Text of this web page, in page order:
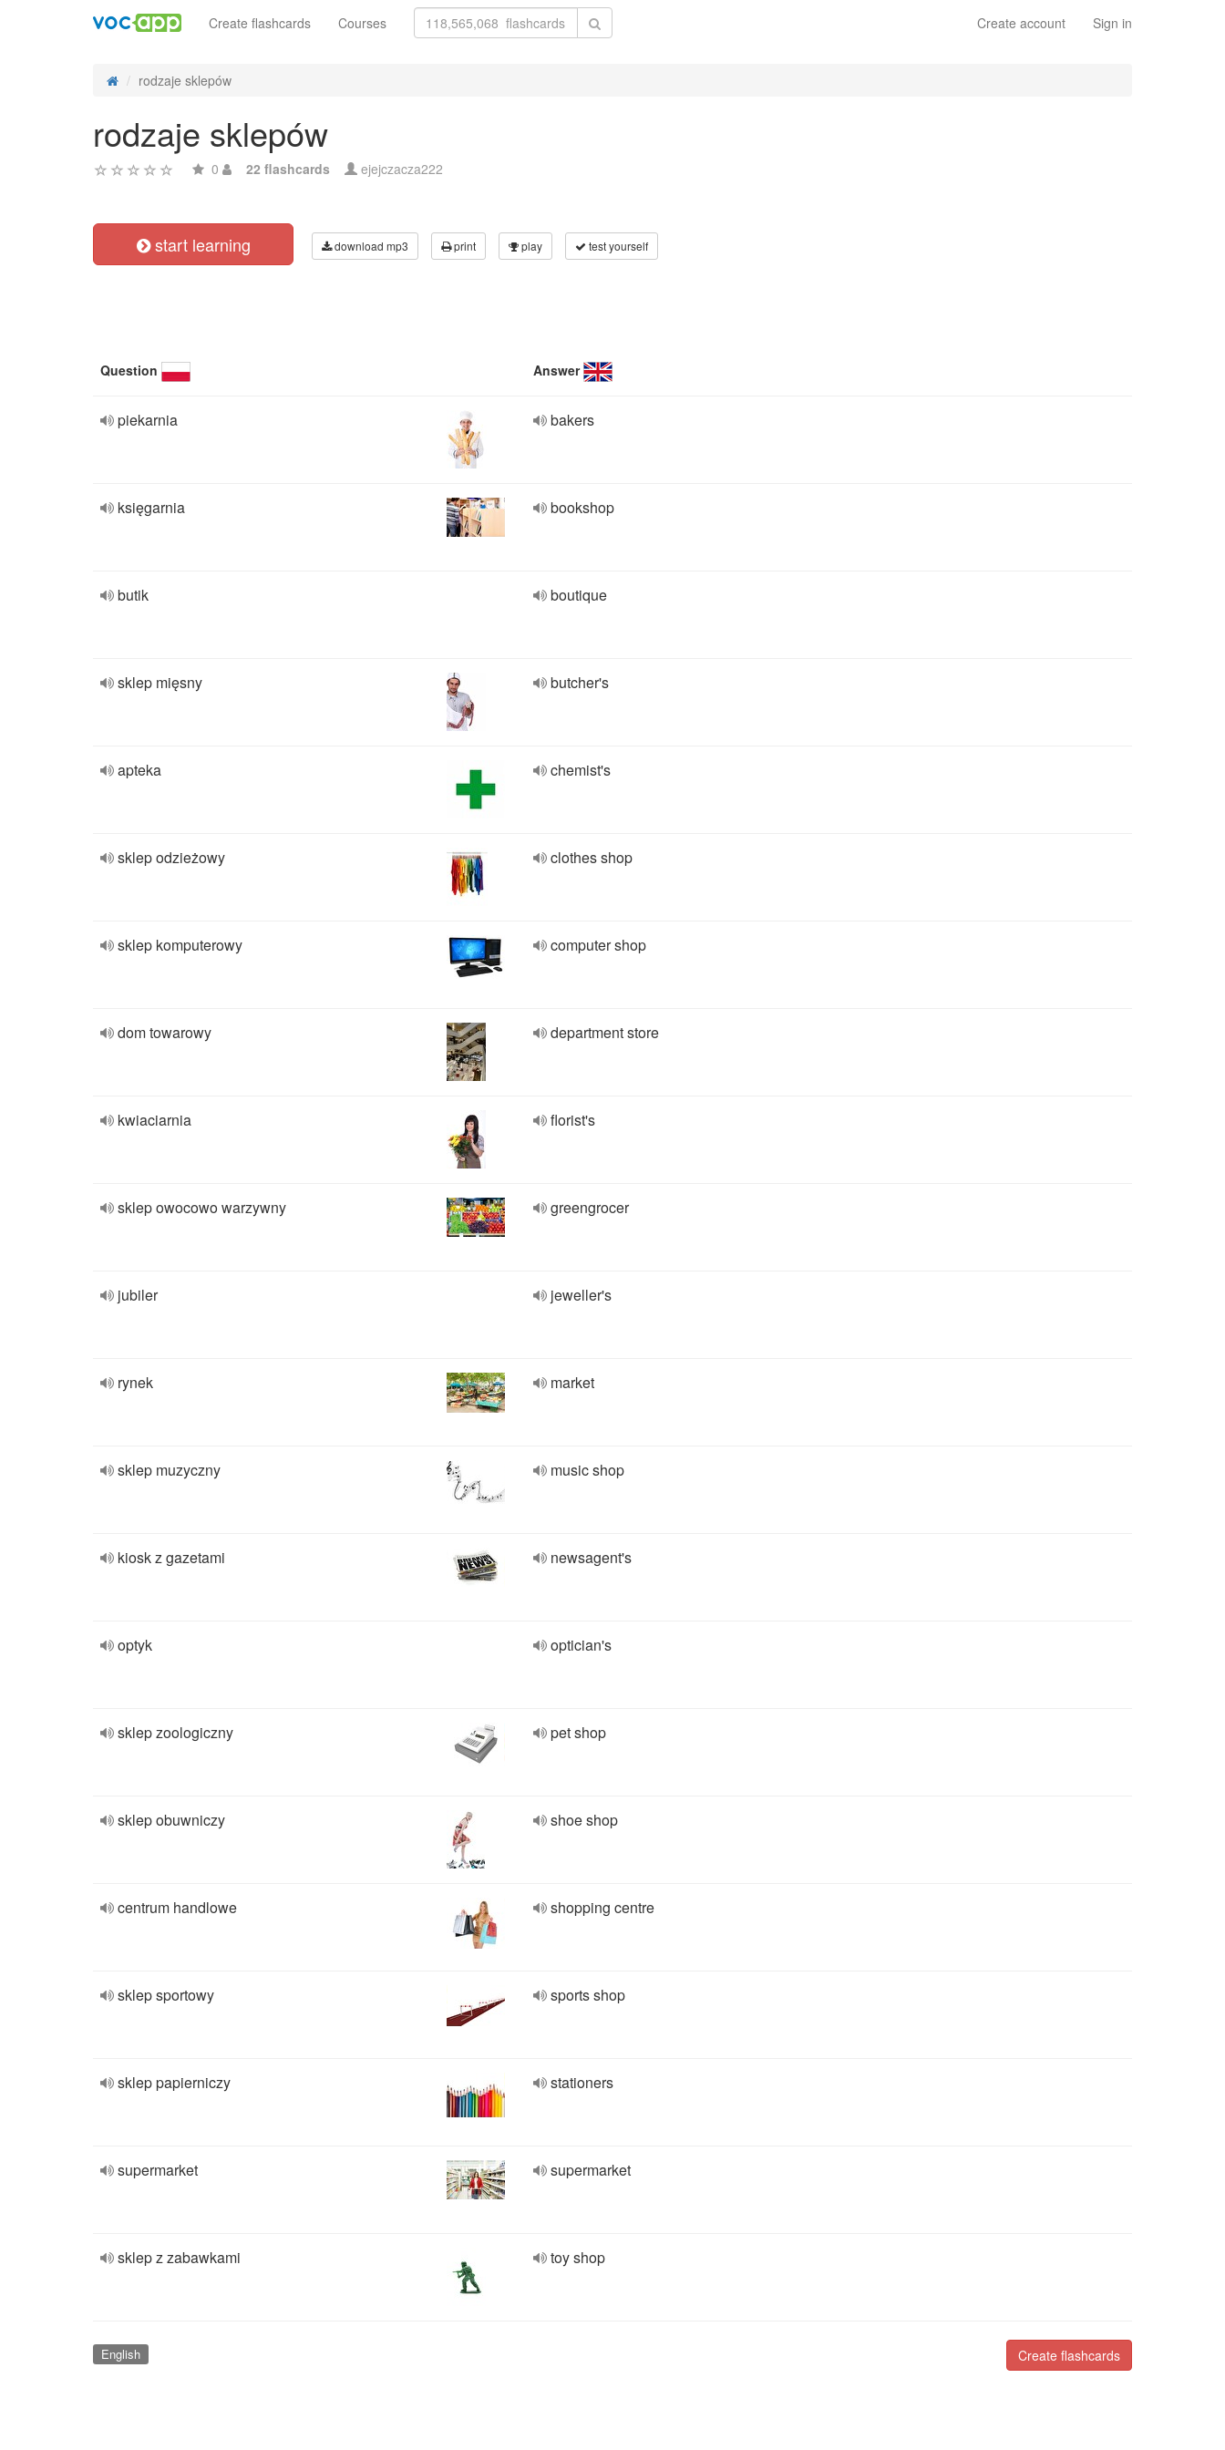
Create account Sign in
Create flashcards Courses
rodzaje sklepów
rodzaje sklepów
0 22 flashcards ejejczacza222
start learning download mp3 print play test yourself
Question Answer
piekarnia bakers
księgarnia bookshop
butik boutique
sklep mięsny butcher's
apteka chemist's
sklep odzieżowy clothes shop
sklep komputerowy computer shop
dom towarowy department store
kwiaciarnia florist's
sklep owocowo warzywny greengrocer
jubiler jeweller's
rynek market
sklep muzyczny music shop
kiosk z gazetami newsagent's
optyk optician's
sklep zoologiczny pet shop
sklep obuwniczy shoe shop
centrum handlowe shopping centre
sklep sportowy sports shop
sklep papierniczy stationers
supermarket supermarket
sklep z zabawkami toy shop
Create flashcards
English